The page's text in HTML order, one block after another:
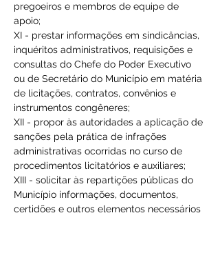
pregoeiros e membros de equipe de
apoio;
XI - prestar informações em sindicâncias,
inquéritos administrativos, requisições e
consultas do Chefe do Poder Executivo
ou de Secretário do Município em matéria
de licitações, contratos, convênios e
instrumentos congêneres;
XII - propor às autoridades a aplicação de
sanções pela prática de infrações
administrativas ocorridas no curso de
procedimentos licitatórios e auxiliares;
XIII - solicitar às repartições públicas do
Município informações, documentos,
certidões e outros elementos necessários